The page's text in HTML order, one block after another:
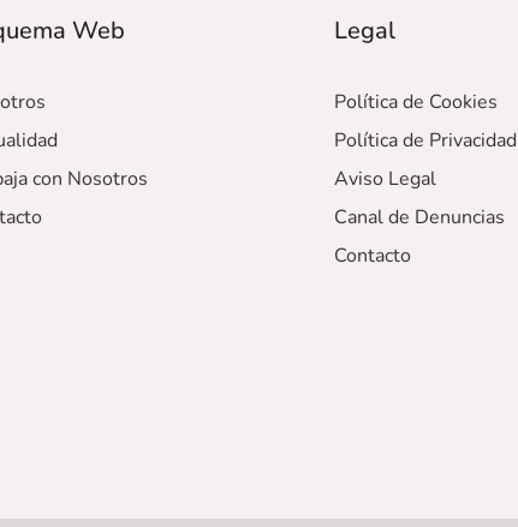
Web
con Nosotros
Legal
Política de Cookies
Política de Privacidad
Aviso Legal
Canal de Denuncias
Contacto